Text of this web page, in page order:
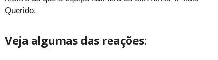
Querido.
Veja algumas das reações: